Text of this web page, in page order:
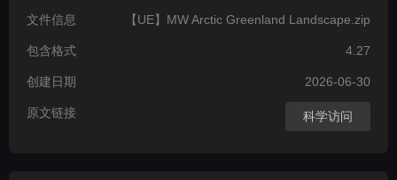
文件信息 【UE】MW Arctic Greenland Landscape.zip
包含格式 4.27
创建日期 2026-06-30
原文链接 科学访问